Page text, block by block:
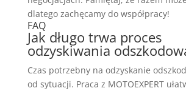
dlatego zachęcamy do współpracy!
FAQ
Jak długo trwa proces
odzyskiwania
Czas potrzebny na odzyskanie
od sytuacji. Praca z MOTOEXPERT